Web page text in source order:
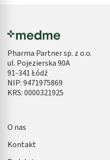
Pharma Partner sp. z o.o.
ul. Pojezierska 90A
91-341 Łódź
NIP: 9471975869
KRS: 0000321925
O nas
Kontakt